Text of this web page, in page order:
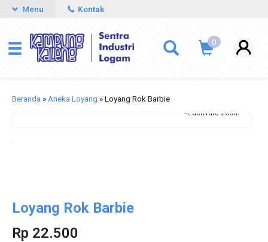
Menu Kontak
0
Beranda » Aneka Loyang »Loyang Rok Barbie
activate zoom
Loyang Rok Barbie
Rp 22.500